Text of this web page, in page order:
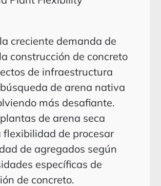
creciente demanda de
construcción de concreto
de infraestructura
de arena nativa
más desafiante.
de arena seca
flexibilidad de procesar
de agregados según
específicas de
de concreto.